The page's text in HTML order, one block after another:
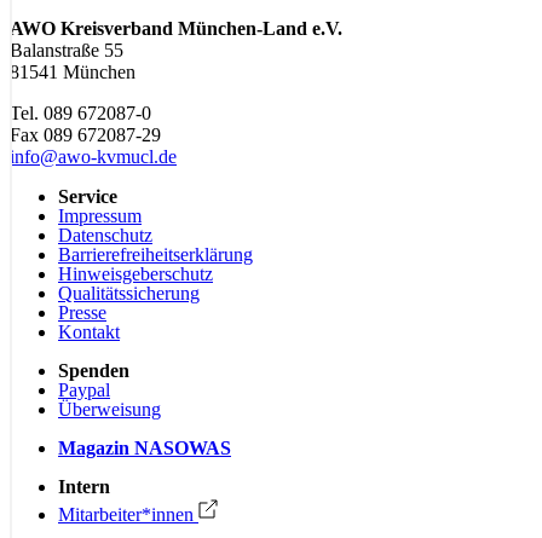
AWO Kreisverband München-Land e.V.
Balanstraße 55
81541 München
Tel. 089 672087-0
Fax 089 672087-29
info@awo-kvmucl.de
Service
Impressum
Datenschutz
Barrierefreiheitserklärung
Hinweisgeberschutz
Qualitätssicherung
Presse
Kontakt
Spenden
Paypal
Überweisung
Magazin NASOWAS
Intern
Mitarbeiter*innen